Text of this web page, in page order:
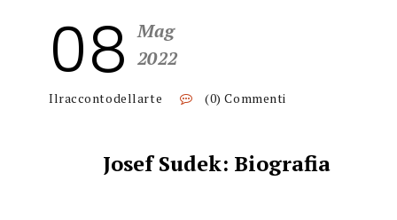
08 Mag
2022
Ilraccontodellarte (0) Commenti
Josef Sudek: Biografia